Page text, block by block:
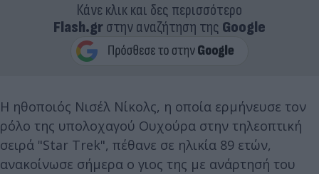
Κάνε κλικ και δες περισσότερο
Flash.grστην αναζήτηση της Google
Η ηθοποιός Νισέλ Νίκολς, η οποία ερμήνευσε τον
ρόλο της υπολοχαγού Ουχούρα στην τηλεοπτική
σειρά "Star Trek", πέθανε σε ηλικία 89 ετών,
ανακοίνωσε σήμερα ο γιος της με ανάρτησή του